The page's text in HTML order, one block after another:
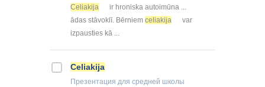
Celiakija
ir hroniska autoimūna ...
ādas stāvoklī. Bērniem celiakija
var
izpausties kā ...
Celiakija
Презентация для средней школы